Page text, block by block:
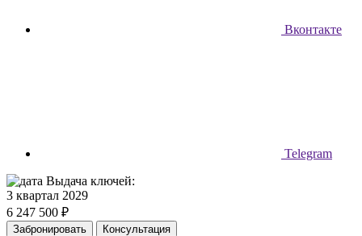
Вконтакте
Telegram
Выдача ключей:
3 квартал 2029
6 247 500 ₽
Забронировать Консультация